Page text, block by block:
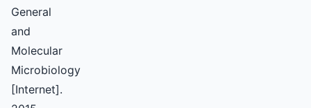
General
and
Molecular
Microbiology
[Internet].